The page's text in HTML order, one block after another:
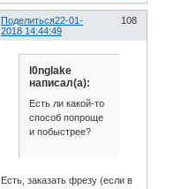
Поделиться 108
22-01-
2018 14:44:49
l0nglake
написал(а):
Есть ли какой-то
способ попроще
и побыстрее?
Есть, заказать фрезу (если в